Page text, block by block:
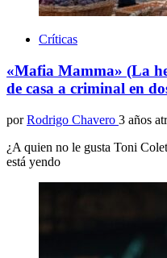
Críticas
«Mafia Mamma» (La
de casa a criminal en
por Rodrigo Chavero 3 años
¿A quien no le gusta Toni
está yendo